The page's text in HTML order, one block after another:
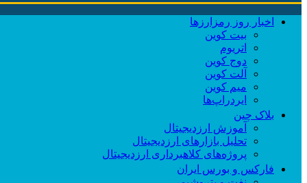
اخبار روز رمزارزها
بیت کوین
اتریوم
دوج کوین
آلت کوین
میم کوین‌
ایردراپ‌ها
بلاک چین
آموزش ارزدیجیتال
تحلیل بازارهای ارزدیجیتال
پروژه‌های کلاهبرداری ارزدیجیتال
فارکس و بورس ایران